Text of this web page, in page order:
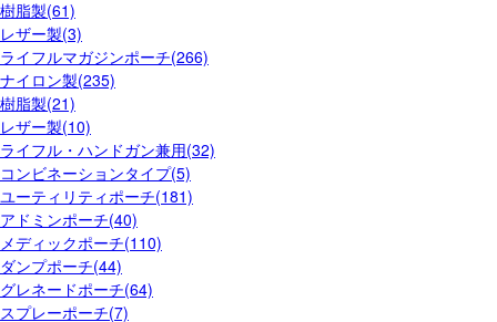
樹脂製(61)
レザー製(3)
ライフルマガジンポーチ(266)
ナイロン製(235)
樹脂製(21)
レザー製(10)
ライフル・ハンドガン兼用(32)
コンビネーションタイプ(5)
ユーティリティポーチ(181)
アドミンポーチ(40)
メディックポーチ(110)
ダンプポーチ(44)
グレネードポーチ(64)
スプレーポーチ(7)